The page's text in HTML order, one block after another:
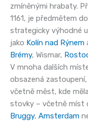
zmíněnými hrabaty.
1161, je předmětem
strategicky výhodné
jako Kolín nad Rýnem
Brémy, Wismar,
V mnoha dalších
obsazená
včetně měst, kde
stovky – včetně míst
Bruggy, Amsterdam